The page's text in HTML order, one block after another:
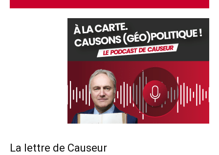
La lettre de Causeur